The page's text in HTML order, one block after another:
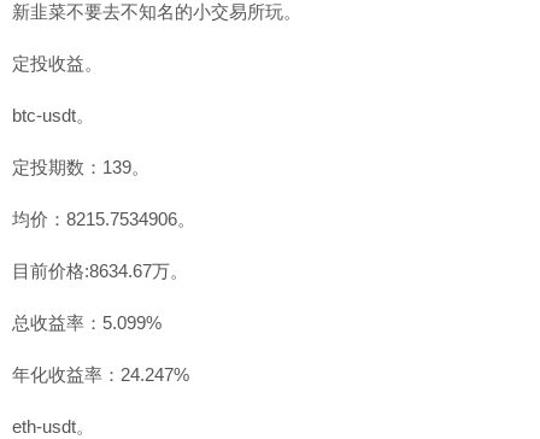
新韭菜不要去不知名的小交易所玩。
定投收益。
btc-usdt。
定投期数：139。
均价：8215.7534906。
目前价格:8634.67万。
总收益率：5.099%
年化收益率：24.247%
eth-usdt。